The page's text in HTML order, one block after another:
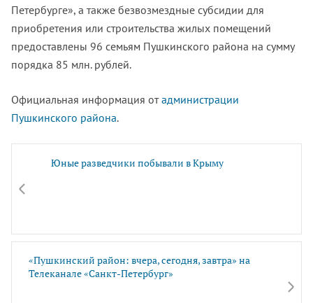
Петербурге», а также безвозмездные субсидии для
приобретения или строительства жилых помещений
предоставлены 96 семьям Пушкинского района на сумму
порядка 85 млн. рублей.
Официальная информация отадминистрации
Пушкинского района.
Юные разведчики побывали в Крыму
«Пушкинский район: вчера, сегодня, завтра» на
Телеканале «Санкт-Петербург»